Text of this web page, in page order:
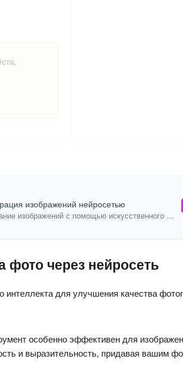
изображений нейросетью
изображений с помощью искусственного
фото через нейросеть
интеллекта для улучшения качества
особенно эффективен для
и выразительность, придавая вашим